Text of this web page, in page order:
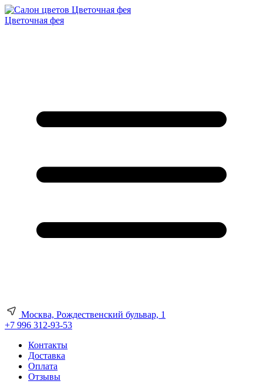
Цветочная фея
Москва, Рождественский бульвар, 1
+7 996 312-93-53
Контакты
Доставка
Оплата
Отзывы